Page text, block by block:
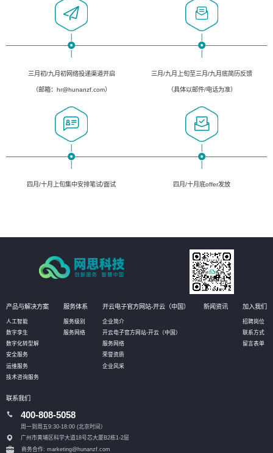
三月初/九月初网络投递渠道开启
（邮箱：hr@hunanzf.com）
三月/九月上旬至三月/九月底简历反馈
（具体以邮件/电话为准）
四月/十月上旬集中安排笔试/面试 四月/十月底offer发放
产品与解决方案
人工智能
数字孪生
数字化转型解
安全服务
运维服务
技术咨询服务
服务体系
服务级别
服务网络
开云电子官方网站-开云（中国）
企业简介
开云电子官方网站-开云（中国）
服务网络
荣誉资质
企业风采
新闻资讯 加入我们
招聘岗位
联系方式
留言表单
联系我们
400-808-5058
周一到周五9:30-18:00 (北京时间）
广州市黄埔区科学大道18号芯大厦B2栋1-2层
商务合作: marketing@hunanzf.com